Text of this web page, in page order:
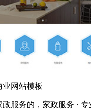
业网站模板
服务的，家政服务 ·